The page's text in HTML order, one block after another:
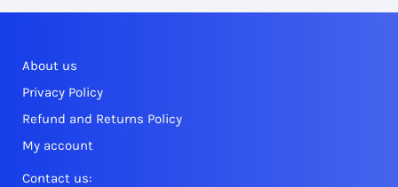
About us
Privacy Policy
Refund and Returns Policy
My account
Contact us: